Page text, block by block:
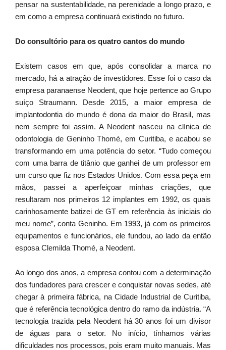
pensar na sustentabilidade, na perenidade a longo prazo, e
em como a empresa continuará existindo no futuro.
Do consultório para os quatro cantos do mundo
Existem casos em que, após consolidar a marca no
mercado, há a atração de investidores. Esse foi o caso da
empresa paranaense Neodent, que hoje pertence ao Grupo
suíço Straumann. Desde 2015, a maior empresa de
implantodontia do mundo é dona da maior do Brasil, mas
nem sempre foi assim. A Neodent nasceu na clínica de
odontologia de Geninho Thomé, em Curitiba, e acabou se
transformando em uma potência do setor. “Tudo começou
com uma barra de titânio que ganhei de um professor em
um curso que fiz nos Estados Unidos. Com essa peça em
mãos, passei a aperfeiçoar minhas criações, que
resultaram nos primeiros 12 implantes em 1992, os quais
carinhosamente batizei de GT em referência às iniciais do
meu nome”, conta Geninho. Em 1993, já com os primeiros
equipamentos e funcionários, ele fundou, ao lado da então
esposa Clemilda Thomé, a Neodent.
Ao longo dos anos, a empresa contou com a determinação
dos fundadores para crescer e conquistar novas sedes, até
chegar à primeira fábrica, na Cidade Industrial de Curitiba,
que é referência tecnológica dentro do ramo da indústria. “A
tecnologia trazida pela Neodent há 30 anos foi um divisor
de águas para o setor. No início, tínhamos várias
dificuldades nos processos, pois eram muito manuais. Mas